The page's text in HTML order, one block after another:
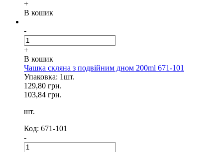
+
В кошик
-
+
В кошик
Чашка скляна з подвійним дном 200ml 671-101
Упаковка: 1шт.
129,80 грн.
103,84 грн.
шт.
Код: 671-101
-